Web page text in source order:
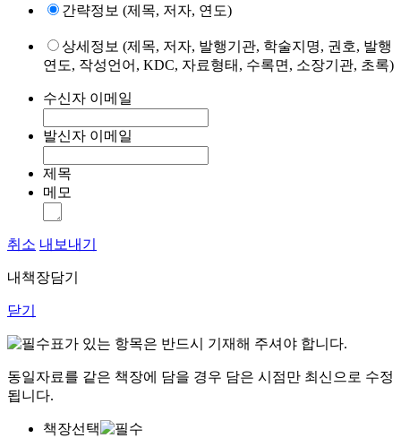
간략정보 (제목, 저자, 연도)
상세정보 (제목, 저자, 발행기관, 학술지명, 권호, 발행
연도, 작성언어, KDC, 자료형태, 수록면, 소장기관, 초록)
수신자 이메일
발신자 이메일
제목
메모
취소 내보내기
내책장담기
닫기
표가 있는 항목은 반드시 기재해 주셔야 합니다.
동일자료를 같은 책장에 담을 경우 담은 시점만 최신으로 수정
됩니다.
책장선택